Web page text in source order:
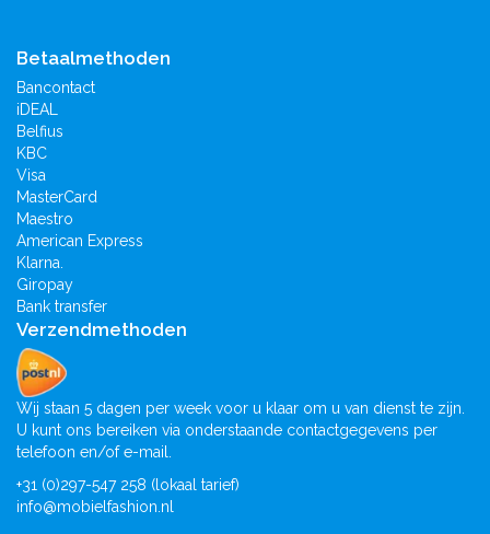
Betaalmethoden
Bancontact
iDEAL
Belfius
KBC
Visa
MasterCard
Maestro
American Express
Klarna.
Giropay
Bank transfer
Verzendmethoden
Wij staan 5 dagen per week voor u klaar om u van dienst te zijn.
U kunt ons bereiken via onderstaande contactgegevens per
telefoon en/of e-mail.
+31 (0)297-547 258 (lokaal tarief)
info@mobielfashion.nl